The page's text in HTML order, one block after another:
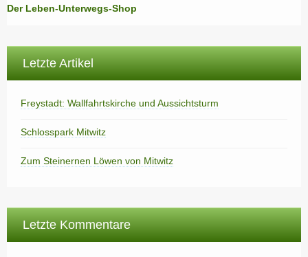
Der Leben-Unterwegs-Shop
Letzte Artikel
Freystadt: Wallfahrtskirche und Aussichtsturm
Schlosspark Mitwitz
Zum Steinernen Löwen von Mitwitz
Letzte Kommentare